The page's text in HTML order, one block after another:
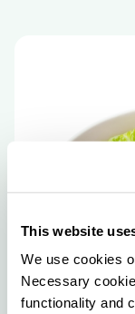
This website
We use cookies
Necessary
functionality and